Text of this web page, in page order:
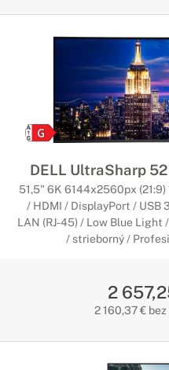
DELL UltraSharp
51,5" 6K 6144x2560px (21:9)
/ HDMI / DisplayPort / USB
LAN (RJ-45) / Low Blue Light
/ strieborný /
2
2 160,37 € bez